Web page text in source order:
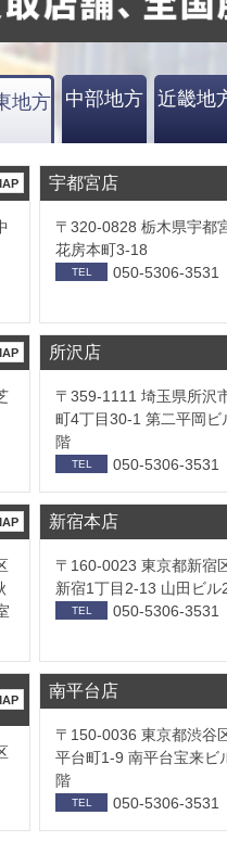
地方 中部地方 近畿地
宇都宮店
〒320-0828 栃木県宇都
花房本町3-18
TEL 050-5306-3531
所沢店
〒359-1111 埼玉県所沢
町4丁目30-1 第二平岡ビ
階
TEL 050-5306-3531
新宿本店
〒160-0023 東京都新宿
新宿1丁目2-13 山田ビル
TEL 050-5306-3531
南平台店
〒150-0036 東京都渋谷
平台町1-9 南平台宝来ビ
階
TEL 050-5306-3531